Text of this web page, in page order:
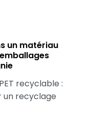
un matériau
recyclable :
recyclage